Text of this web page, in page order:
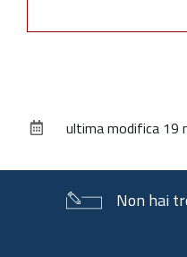
documentoultima modifica 19
Non hai